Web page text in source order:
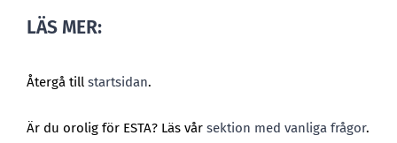
LÄS MER:
Återgå till startsidan.
Är du orolig för ESTA? Läs vår sektion med vanliga frågor.